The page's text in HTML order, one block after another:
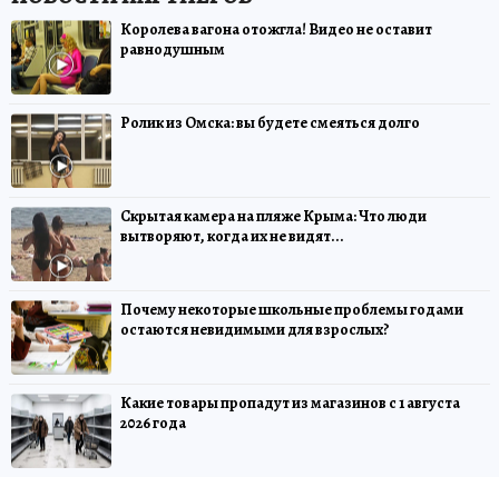
Королева вагона отожгла! Видео не оставит
равнодушным
Ролик из Омска: вы будете смеяться долго
Скрытая камера на пляже Крыма: Что люди
вытворяют, когда их не видят...
Почему некоторые школьные проблемы годами
остаются невидимыми для взрослых?
Какие товары пропадут из магазинов с 1 августа
2026 года